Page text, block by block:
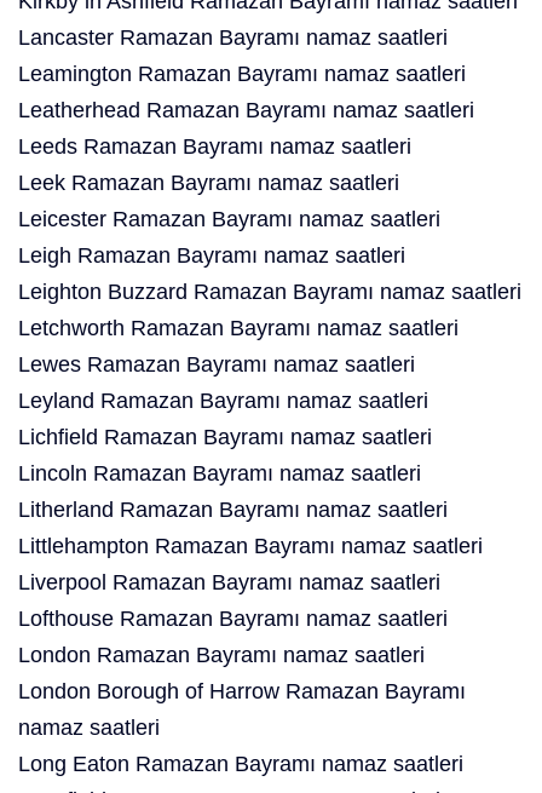
Lancaster Ramazan Bayramı namaz saatleri
Leamington Ramazan Bayramı namaz saatleri
Leatherhead Ramazan Bayramı namaz saatleri
Leeds Ramazan Bayramı namaz saatleri
Leek Ramazan Bayramı namaz saatleri
Leicester Ramazan Bayramı namaz saatleri
Leigh Ramazan Bayramı namaz saatleri
Leighton Buzzard Ramazan Bayramı namaz saatleri
Letchworth Ramazan Bayramı namaz saatleri
Lewes Ramazan Bayramı namaz saatleri
Leyland Ramazan Bayramı namaz saatleri
Lichfield Ramazan Bayramı namaz saatleri
Lincoln Ramazan Bayramı namaz saatleri
Litherland Ramazan Bayramı namaz saatleri
Littlehampton Ramazan Bayramı namaz saatleri
Liverpool Ramazan Bayramı namaz saatleri
Lofthouse Ramazan Bayramı namaz saatleri
London Ramazan Bayramı namaz saatleri
London Borough of Harrow Ramazan Bayramı
namaz saatleri
Long Eaton Ramazan Bayramı namaz saatleri